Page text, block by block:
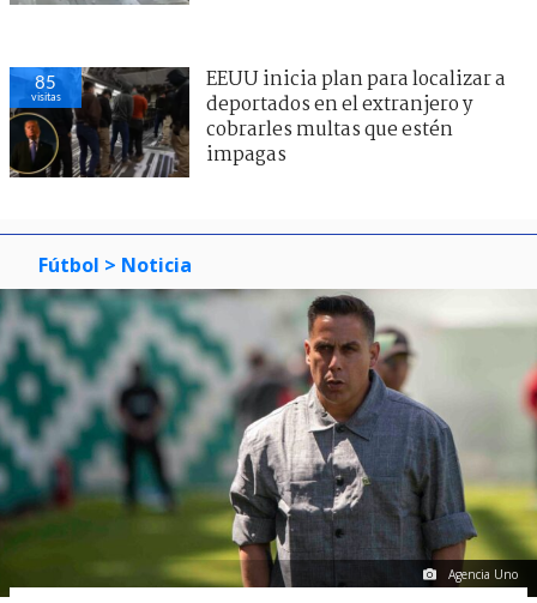
85
visitas
EEUU inicia plan para localizar a
deportados en el extranjero y
cobrarles multas que estén
impagas
Fútbol > Noticia
Agencia Uno